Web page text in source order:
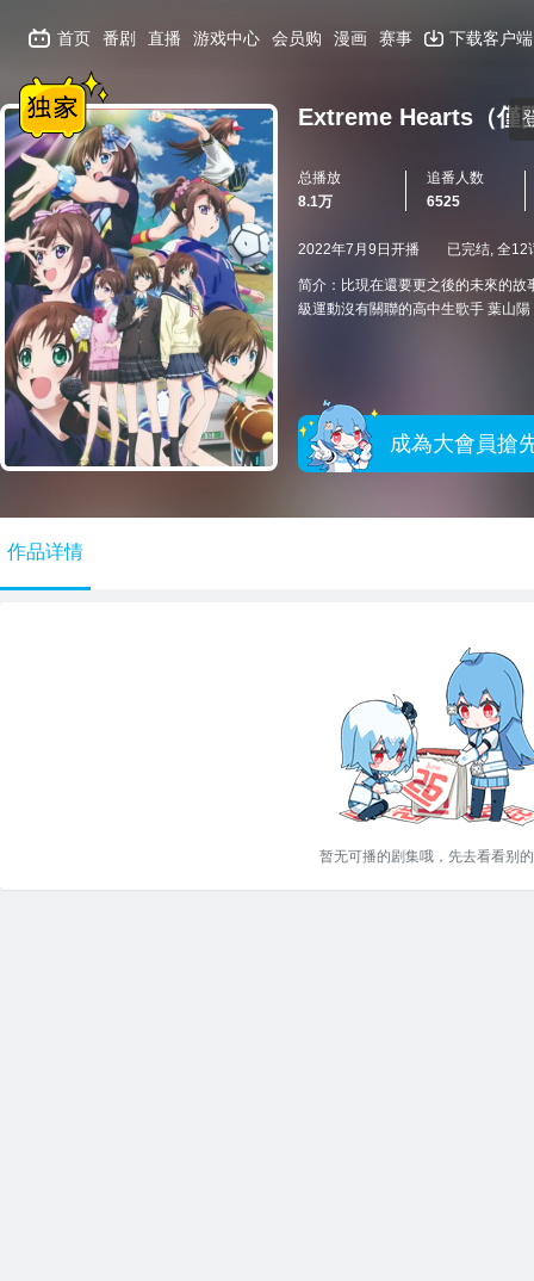
首页 番剧 直播 游戏中心 会员购 漫画 赛事 下载客户端
Extreme Hearts（僅
总播放
8.1万
追番人数
6525
2022年7月9日开播 已完结, 全12
简介：比現在還要更之後的未來的
級運動沒有關聯的高中生歌手 葉山
成為大會員搶
作品详情
暂无可播的剧集哦，先去看看别